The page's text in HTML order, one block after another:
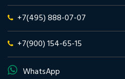
+7(495) 888-07-07
+7(900) 154-65-15
WhatsApp